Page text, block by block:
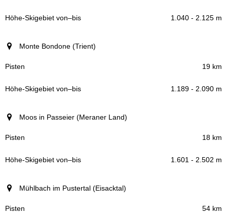
1.040 - 2.125 m
Monte Bondone (Trient)
19 km
1.189 - 2.090 m
Moos in Passeier (Meraner Land)
18 km
1.601 - 2.502 m
Mühlbach im Pustertal (Eisacktal)
54 km